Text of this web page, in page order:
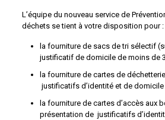
L’équipe du nouveau service de
déchets se tient à votre disposition pour :
la fourniture de sacs de tri sélectif
justificatif de domicile de moins de
la fourniture de cartes de
justificatifs d’identité et de
la fourniture de cartes d’accès aux
présentation de justificatifs